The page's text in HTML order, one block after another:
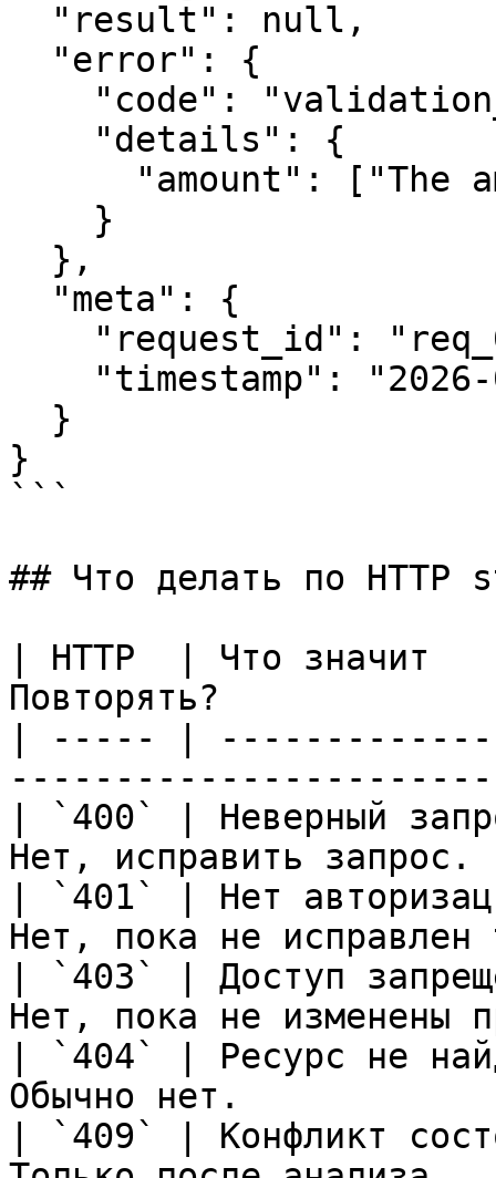
}
```
## Что делать по HTTP
| HTTP  | Что
Повторять?
| ----- |
| `400` | Неверный
Нет, исправить
| `401` | Нет
Нет, пока не
| `403` | Доступ
Нет, пока не изменены
| `404` | Ресурс
Обычно нет.
| `409` | Конфликт